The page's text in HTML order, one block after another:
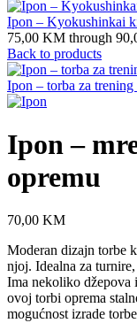
Ipon – Kyokushinkai
75,00 KM through
Back to products
Ipon – torba za trening
Ipon –
opremu
70,00 KM
Moderan dizajn torbe
njoj. Idealna za
Ima nekoliko džepova
ovoj torbi oprema
mogućnost izrade